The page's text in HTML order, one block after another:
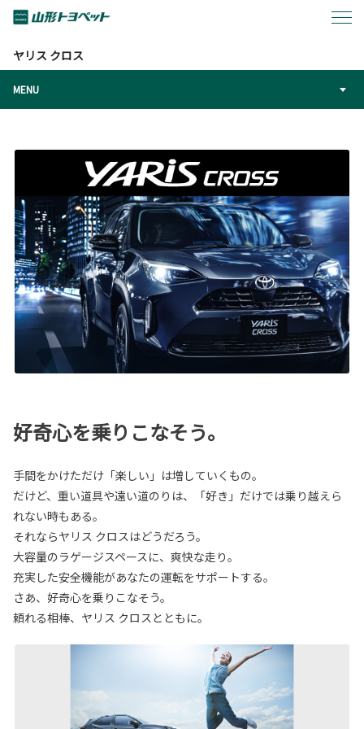
トップページ カーラインアップ
ヤリス クロス
MENU
好奇心を乗りこなそう。
手間をかけただけ「楽しい」は増していくもの。
だけど、重い道具や遠い道のりは、「好き」だけでは乗り越えら
れない時もある。
それならヤリス クロスはどうだろう。
大容量のラゲージスペースに、爽快な走り。
充実した安全機能があなたの運転をサポートする。
さあ、好奇心を乗りこなそう。
頼れる相棒、ヤリス クロスとともに。